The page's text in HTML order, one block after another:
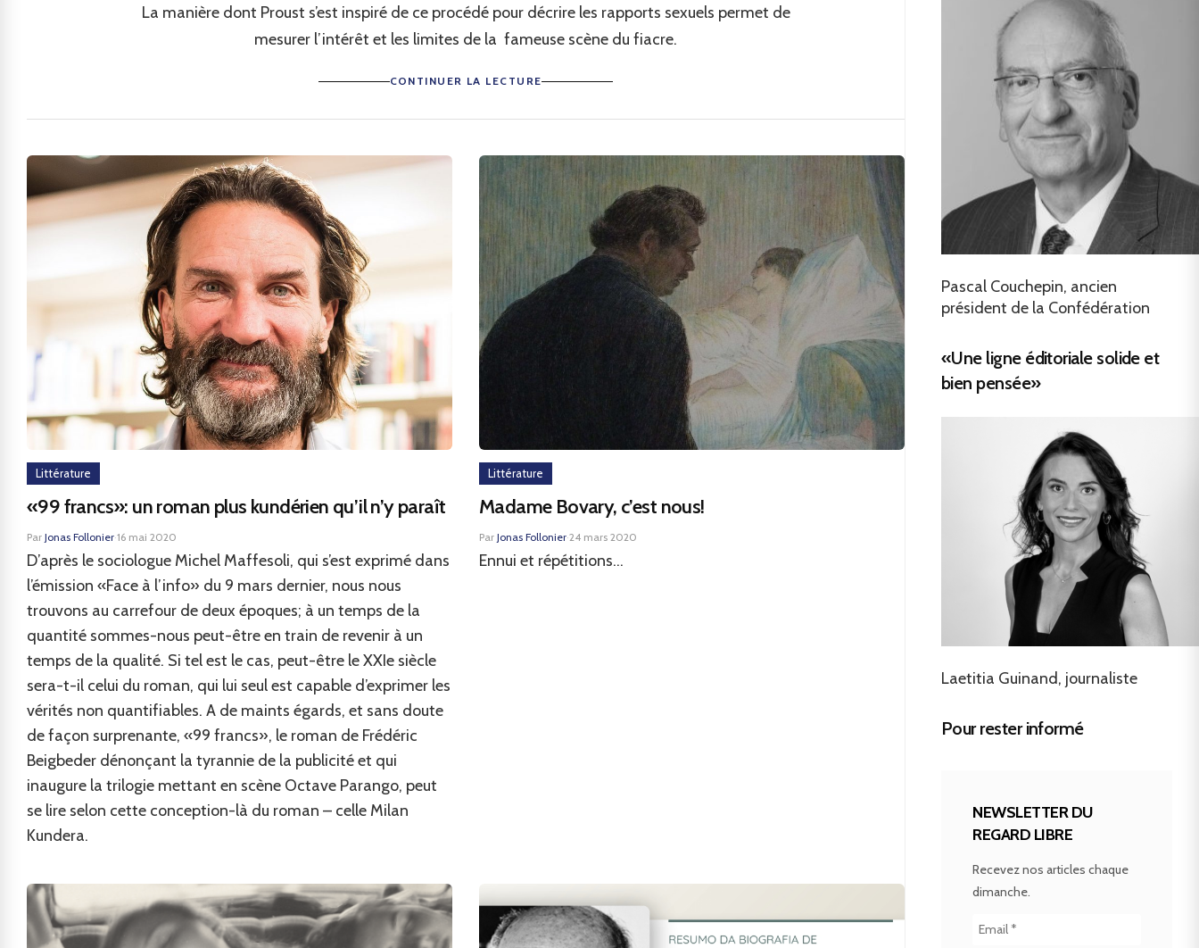
La manière dont Proust s’est inspiré de ce procédé pour décrire les rapports sexuels permet de
mesurer l’intérêt et les limites de la fameuse scène du fiacre.
CONTINUER LA LECTURE
Littérature
«99 francs»: un roman plus kundérien qu’il n’y paraît
Par Jonas Follonier·16 mai 2020
D’après le sociologue Michel Maffesoli, qui s’est exprimé dans
l’émission «Face à l’info» du 9 mars dernier, nous nous
trouvons au carrefour de deux époques; à un temps de la
quantité sommes-nous peut-être en train de revenir à un
temps de la qualité. Si tel est le cas, peut-être le XXIe siècle
sera-t-il celui du roman, qui lui seul est capable d’exprimer les
vérités non quantifiables. A de maints égards, et sans doute
de façon surprenante, «99 francs», le roman de Frédéric
Beigbeder dénonçant la tyrannie de la publicité et qui
inaugure la trilogie mettant en scène Octave Parango, peut
se lire selon cette conception-là du roman – celle Milan
Kundera.
Littérature
Madame Bovary, c’est nous!
Par Jonas Follonier·24 mars 2020
Ennui et répétitions...
Pascal Couchepin, ancien
président de la Confédération
«Une ligne éditoriale solide et
bien pensée»
Laetitia Guinand, journaliste
Pour rester informé
NEWSLETTER DU
REGARD LIBRE
Recevez nos articles chaque
dimanche.